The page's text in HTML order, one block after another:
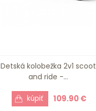
Detská kolobežka 2v1 scoot
and ride -...
109.90 €